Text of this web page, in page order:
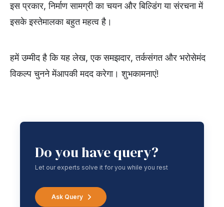
इस प्रकार, निर्माण सामग्री का चयन और बिल्डिंग या संरचना में
इसके इस्तेमालका बहुत महत्व है।
हमें उम्मीद है कि यह लेख, एक समझदार, तर्कसंगत और भरोसेमंद
विकल्प चुनने मेंआपकी मदद करेगा। शुभकामनाएं!
Do you have query?
Let our experts solve it for you while you rest
Ask Query